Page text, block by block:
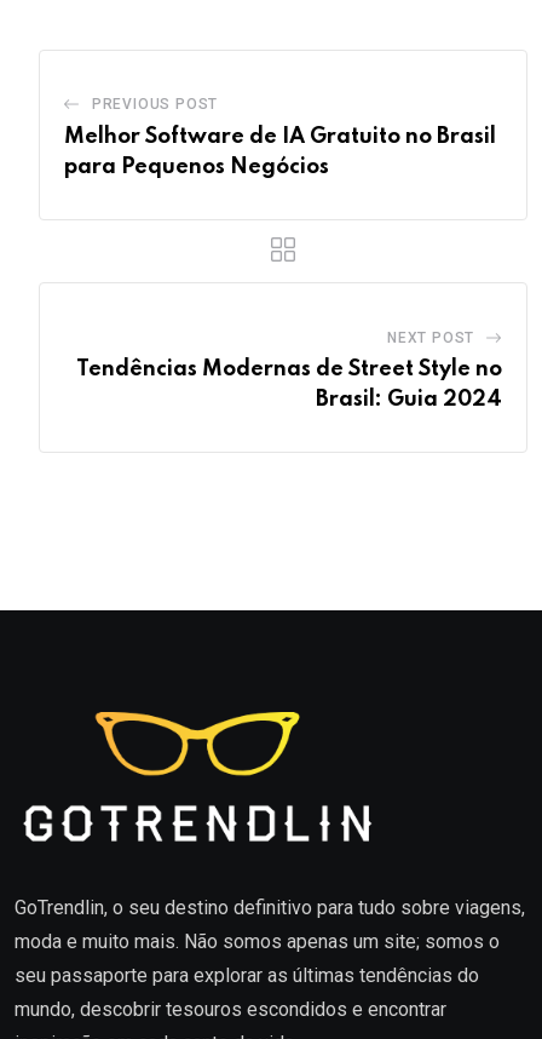
PREVIOUS POST
Melhor Software de IA Gratuito no Brasil
para Pequenos Negócios
NEXT POST
Tendências Modernas de Street Style no
Brasil: Guia 2024
GoTrendlin, o seu destino definitivo para tudo sobre viagens,
moda e muito mais. Não somos apenas um site; somos o
seu passaporte para explorar as últimas tendências do
mundo, descobrir tesouros escondidos e encontrar